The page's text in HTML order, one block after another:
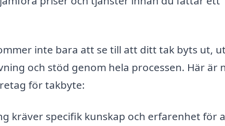
inte bara att se till att ditt tak byts ut,
och stöd genom hela processen. Här är
för takbyte:
kräver specifik kunskap och erfarenhet för